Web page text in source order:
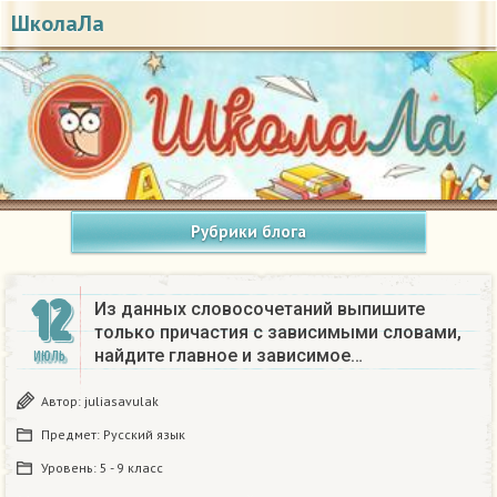
ШколаЛа
Рубрики блога
12
ИЮЛЬ
Из данных словосочетаний выпишите
только причастия с зависимыми словами,
найдите главное и зависимое…
Автор: juliasavulak
Предмет: Русский язык
Уровень: 5 - 9 класс